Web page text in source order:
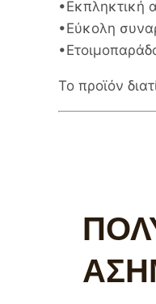
•Εκπληκτική
•Εύκολη
Το προϊόν